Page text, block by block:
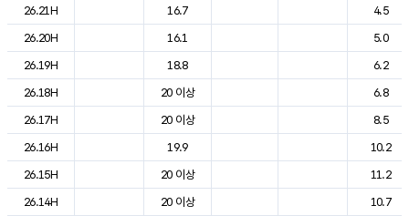
26.21H
16.7
4.5
26.20H
16.1
5.0
26.19H
18.8
6.2
26.18H
20 이상
6.8
26.17H
20 이상
8.5
26.16H
19.9
10.2
26.15H
20 이상
11.2
26.14H
20 이상
10.7